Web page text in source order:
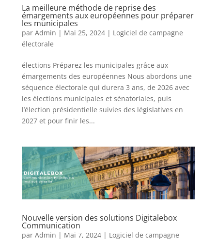
La meilleure méthode de reprise des
émargements aux européennes pour préparer
les municipales
par Admin | Mai 25, 2024| Logiciel de campagne
électorale
élections Préparez les municipales grâce aux
émargements des européennes Nous abordons une
séquence électorale qui durera 3 ans, de 2026 avec
les élections municipales et sénatoriales, puis
l’élection présidentielle suivies des législatives en
2027 et pour finir les...
Nouvelle version des solutions Digitalebox
Communication
par Admin | Mai 7, 2024| Logiciel de campagne